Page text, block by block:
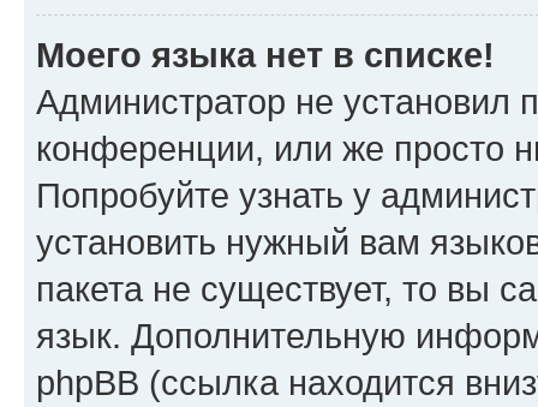
Моего языка нет в списке!
Администратор не установил
конференции, или же просто
Попробуйте узнать у
установить нужный вам
пакета не существует, то вы
язык. Дополнительную
phpBB (ссылка находится